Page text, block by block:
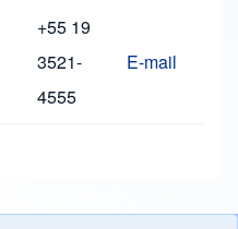
+55 19
3521-
4555
E-mail